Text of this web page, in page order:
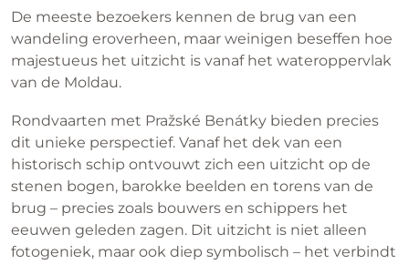
De meeste bezoekers kennen de brug van een
wandeling eroverheen, maar weinigen beseffen hoe
majestueus het uitzicht is vanaf het wateroppervlak
van de Moldau.
Rondvaarten met Pražské Benátky bieden precies
dit unieke perspectief. Vanaf het dek van een
historisch schip ontvouwt zich een uitzicht op de
stenen bogen, barokke beelden en torens van de
brug – precies zoals bouwers en schippers het
eeuwen geleden zagen. Dit uitzicht is niet alleen
fotogeniek, maar ook diep symbolisch – het verbindt